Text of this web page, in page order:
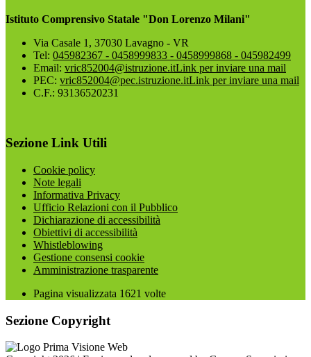
Istituto Comprensivo Statale "Don Lorenzo Milani"
Via Casale 1, 37030 Lavagno - VR
Tel: 045982367 - 0458999833 - 0458999868 - 045982499
Email: vric852004@istruzione.itLink per inviare una mail
PEC: vric852004@pec.istruzione.itLink per inviare una mail
C.F.: 93136520231
Sezione Link Utili
Cookie policy
Note legali
Informativa Privacy
Ufficio Relazioni con il Pubblico
Dichiarazione di accessibilità
Obiettivi di accessibilità
Whistleblowing
Gestione consensi cookie
Amministrazione trasparente
Pagina visualizzata 1621 volte
Sezione Copyright